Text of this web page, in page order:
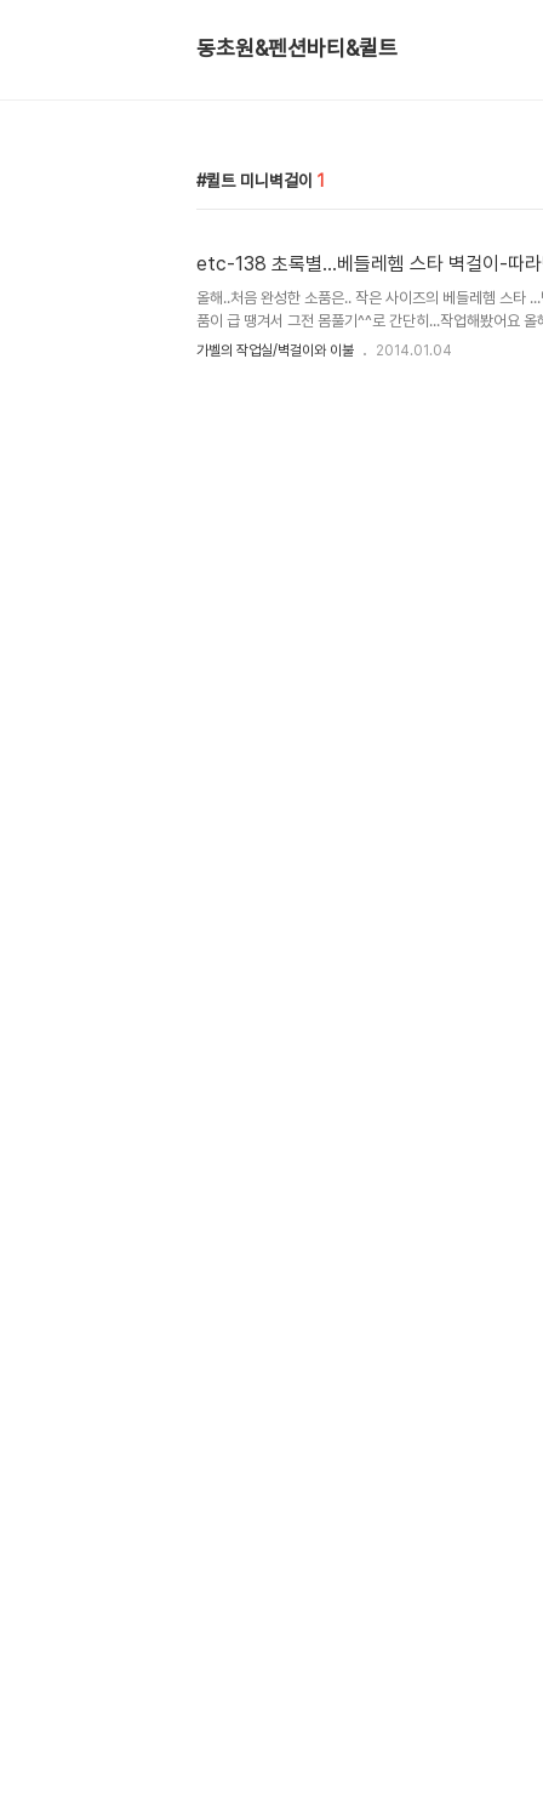
동초원&펜션바티&퀼트
퀼트 미니벽걸이 1
etc-138 초록별...베들레헴 스타 벽걸이-따라
올해..처음 완성한 소품은.. 작은 사이즈의 베들레헴 스타
품이 급 땡겨서 그전 몸풀기^^로 간단히...작업해봤어요
개... 완성하는거이 목표입니다. 아플리케작품 하나, 패치워
가벨의 작업실/벽걸이와 이불 2014.01.04